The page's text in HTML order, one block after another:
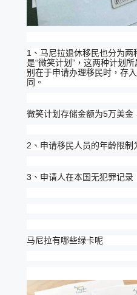
1、马尼拉退休移民也分为两
是“微笑计划”，这两种计划
别在于申请办理移民时，存
同。
微笑计划存储金额为5万美金
2、申请移民人员的年龄限制
3、申请人在本国无犯罪记录
马尼拉有哪些绿卡呢